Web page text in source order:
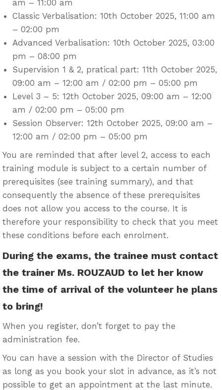
am – 11:00 am
Classic Verbalisation: 10th October 2025, 11:00 am
– 02:00 pm
Advanced Verbalisation: 10th October 2025, 03:00
pm – 08:00 pm
Supervision 1 & 2, pratical part: 11th October 2025,
09:00 am – 12:00 am / 02:00 pm – 05:00 pm
Level 3 – 5: 12th October 2025, 09:00 am – 12:00
am / 02:00 pm – 05:00 pm
Session Observer: 12th October 2025, 09:00 am –
12:00 am / 02:00 pm – 05:00 pm
You are reminded that after level 2, access to each
training module is subject to a certain number of
prerequisites (see training summary), and that
consequently the absence of these prerequisites
does not allow you access to the course. It is
therefore your responsibility to check that you meet
these conditions before each enrolment.
During the exams, the trainee must contact
the trainer Ms. ROUZAUD to let her know
the time of arrival of the volunteer he plans
to bring!
When you register, don’t forget to pay the
administration fee.
You can have a session with the Director of Studies
as long as you book your slot in advance, as it’s not
possible to get an appointment at the last minute.